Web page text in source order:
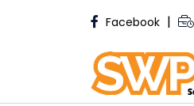
Facebook |